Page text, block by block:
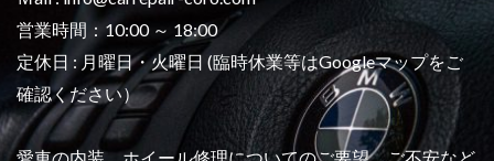
営業時間：10:00 ～ 18:00
定休日 : 月曜日・火曜日 (臨時休業等はGoogleマップをご
確認ください）